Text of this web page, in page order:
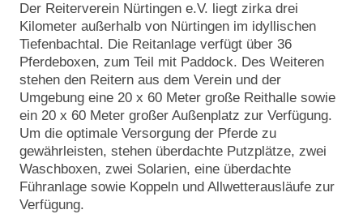
Der Reiterverein Nürtingen e.V. liegt zirka drei
Kilometer außerhalb von Nürtingen im idyllischen
Tiefenbachtal. Die Reitanlage verfügt über 36
Pferdeboxen, zum Teil mit Paddock. Des Weiteren
stehen den Reitern aus dem Verein und der
Umgebung eine 20 x 60 Meter große Reithalle sowie
ein 20 x 60 Meter großer Außenplatz zur Verfügung.
Um die optimale Versorgung der Pferde zu
gewährleisten, stehen überdachte Putzplätze, zwei
Waschboxen, zwei Solarien, eine überdachte
Führanlage sowie Koppeln und Allwetterausläufe zur
Verfügung.